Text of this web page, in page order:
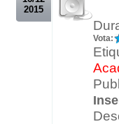
2015
Vota: